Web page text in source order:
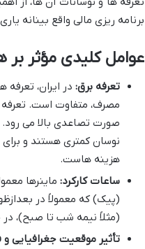
برنامه ریزی مالی واقع بینانه
عوامل کلیدی مؤثر بر
تعرفه برق: در ایران،
صورت تصاعدی بالا می رود.
نوسان کمتری هستند و
هزینه هاست.
ساعات کارکرد:
(پیک) که معمولاً در
(مثلاً نیمه شب تا صبح)،
تأثیر موقعیت جغرافیایی